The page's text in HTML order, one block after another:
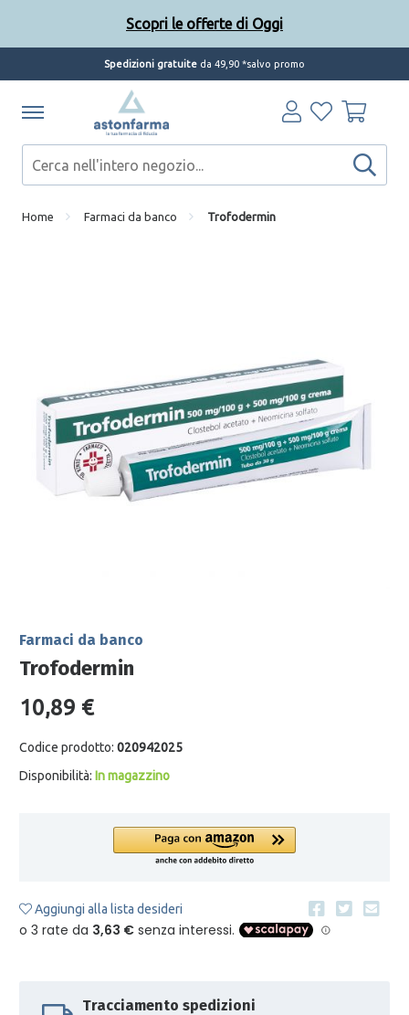
Spedizioni gratuite da 49,90 *salvo promo
Home Farmaci da banco Trofodermin
Farmaci da banco
Trofodermin
10,89 €
Codice prodotto: 020942025
Disponibilità: In magazzino
Aggiungi alla lista desideri
Tracciamento spedizioni
Scopri le offerte di Oggi